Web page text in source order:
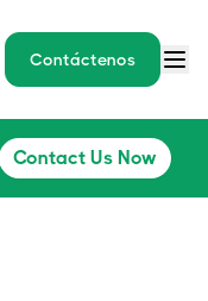
Contáctenos
Contact Us Now